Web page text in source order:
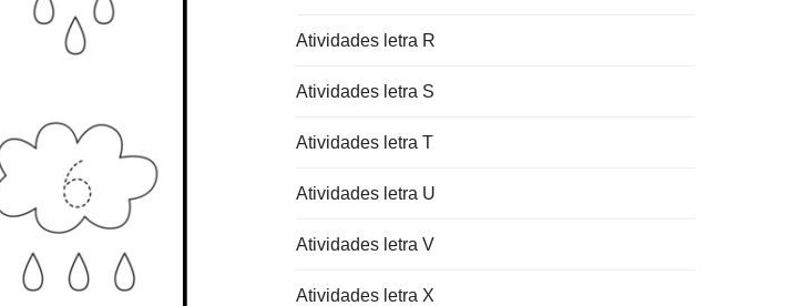
Atividades letra R
Atividades letra S
Atividades letra T
Atividades letra U
Atividades letra V
Atividades letra X